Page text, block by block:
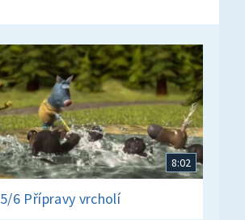
8:02
5/6 Přípravy vrcholí